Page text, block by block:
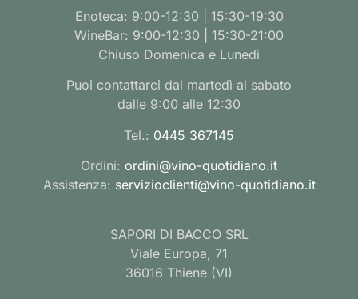
Enoteca: 9:00-12:30 | 15:30-19:30
WineBar: 9:00-12:30 | 15:30-21:00
Chiuso Domenica e Lunedì
Puoi contattarci dal martedì al sabato
dalle 9:00 alle 12:30
Tel.: 0445 367145
Ordini: ordini@vino-quotidiano.it
Assistenza: servizioclienti@vino-quotidiano.it
SAPORI DI BACCO SRL
Viale Europa, 71
36016 Thiene (VI)